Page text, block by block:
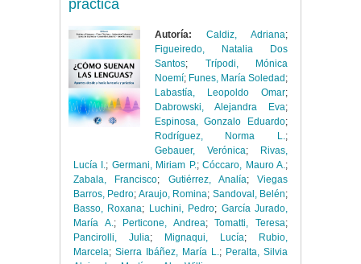
práctica
Autoría: Caldiz, Adriana;
Figueiredo, Natalia Dos
Santos; Trípodi, Mónica
Noemí; Funes, María Soledad ;
Labastía, Leopoldo Omar;
Dabrowski, Alejandra Eva;
Espinosa, Gonzalo Eduardo;
Rodríguez, Norma L.;
Gebauer, Verónica;
Rivas,
Lucía I.; Germani, Miriam P.;Cóccaro, Mauro A.;
Zabala, Francisco; Gutiérrez, Analía; Viegas
Barros, Pedro; Araujo, Romina; Sandoval, Belén;
Basso, Roxana; Luchini, Pedro; García Jurado,
María A.; Perticone, Andrea;Tomatti, Teresa;
Pancirolli, Julia; Mignaqui, Lucía;
Rubio,
Marcela; Sierra Ibáñez, María L.; Peralta, Silvia